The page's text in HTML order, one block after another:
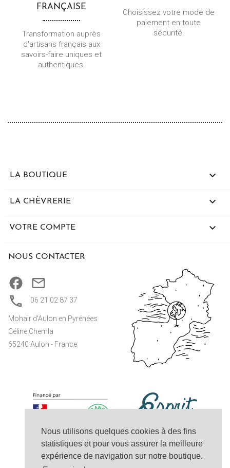
Nous utilisons quelques cookies à des fins
statistiques et pour vous assurer la meilleure
expérience de navigation sur notre boutique.
FRANÇAISE
Transformation auprès
d'artisans français aux
savoirs-faire uniques et
authentiques.
Choisissez votre mode de
paiement en toute
sécurité.
LA BOUTIQUE 
LA CHÈVRERIE 
VOTRE COMPTE 
NOUS CONTACTER
06 21 02 87 37
Mohair d'Aulon en Pyrénées
Céline Chemla
65240 Aulon - France